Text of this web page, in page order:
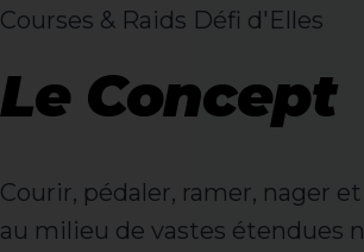
Courses & Raids Défi d'Elles
Le Concept
Courir, pédaler, ramer, nager
au milieu de vastes étendues